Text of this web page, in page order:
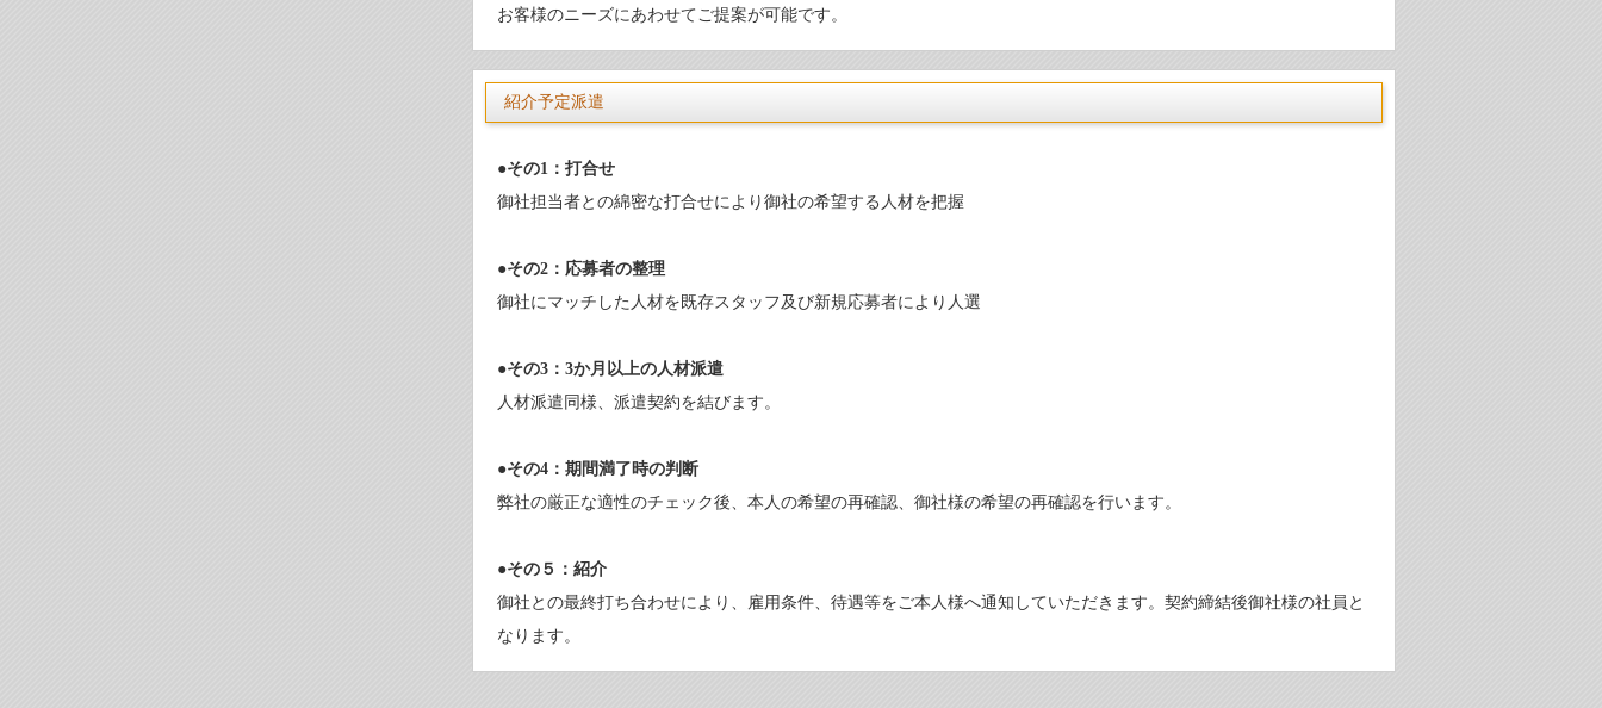
お客様のニーズにあわせてご提案が可能です。
紹介予定派遣
●その1：打合せ
御社担当者との綿密な打合せにより御社の希望する人材を把握
●その2：応募者の整理
御社にマッチした人材を既存スタッフ及び新規応募者により人選
●その3：3か月以上の人材派遣
人材派遣同様、派遣契約を結びます。
●その4：期間満了時の判断
弊社の厳正な適性のチェック後、本人の希望の再確認、御社様の希望の再確認を行います。
●その５：紹介
御社との最終打ち合わせにより、雇用条件、待遇等をご本人様へ通知していただきます。契約締結後御社様の社員と
なります。